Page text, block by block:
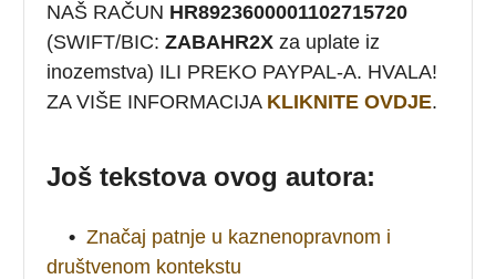
NAŠ RAČUN HR8923600001102715720
(SWIFT/BIC: ZABAHR2X za uplate iz
inozemstva) ILI PREKO PAYPAL-A. HVALA!
ZA VIŠE INFORMACIJA KLIKNITE OVDJE.
Još tekstova ovog autora:
• Značaj patnje u kaznenopravnom i
društvenom kontekstu